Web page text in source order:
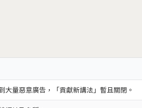
大量惡意廣告，「貢獻新講法」暫且關閉。